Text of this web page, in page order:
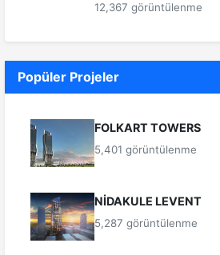
12,367 görüntülenme
Popüler Projeler
FOLKART TOWERS
5,401 görüntülenme
NİDAKULE LEVENT
5,287 görüntülenme